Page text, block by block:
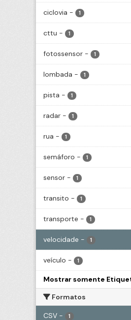
ciclovia - 1
cttu - 1
fotossensor - 1
lombada - 1
pista - 1
radar - 1
rua - 1
semáforo - 1
sensor - 1
transito - 1
transporte - 1
velocidade - 1
veículo - 1
Mostrar somente
Formatos
CSV - 1